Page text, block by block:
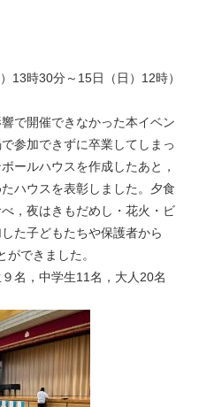
13時30分～15日（日）12時）
で開催できなかった本イベン
参加できずに卒業してしまっ
ールハウスを作成したあと，
ハウスを表彰しました。夕食
，夜はきもだめし・花火・ビ
た子どもたちや保護者から
ができました。
，中学生11名，大人20名